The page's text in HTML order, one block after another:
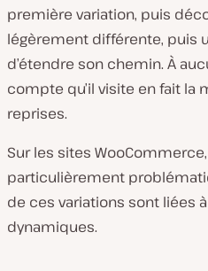
première variation, puis
légèrement différente, puis
d’étendre son chemin. À
compte qu’il visite en fait la
reprises.
Sur les sites
particulièrement
de ces variations sont liées
dynamiques.